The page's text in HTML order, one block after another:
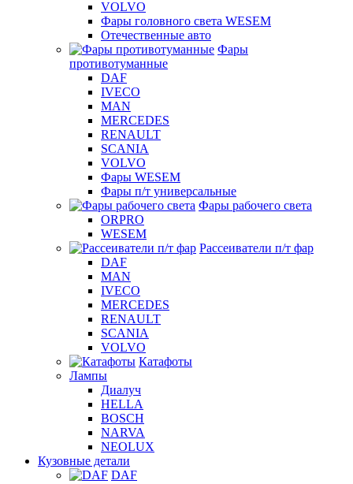
VOLVO
Фары головного света WESEM
Отечественные авто
Фары
противотуманные
DAF
IVECO
MAN
MERCEDES
RENAULT
SCANIA
VOLVO
Фары WESEM
Фары п/т универсальные
Фары рабочего света
ORPRO
WESEM
Рассеиватели п/т фар
DAF
MAN
IVECO
MERCEDES
RENAULT
SCANIA
VOLVO
Катафоты
Лампы
Диалуч
HELLA
BOSCH
NARVA
NEOLUX
Кузовные детали
DAF